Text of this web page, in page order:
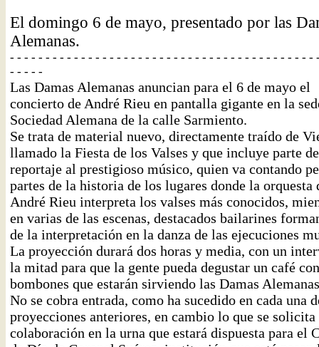
El domingo 6 de mayo, presentado por las
Alemanas.
- - - - - - - - - - - - - - - - - - - - - - - - - - - - - - - - - - - - - - - - - - -
- - - - -
Las Damas Alemanas anuncian para el 6 de mayo el
concierto de André Rieu en pantalla gigante en la
Sociedad Alemana de la calle Sarmiento.
Se trata de material nuevo, directamente traído de
llamado la Fiesta de los Valses y que incluye parte
reportaje al prestigioso músico, quien va contando
partes de la historia de los lugares donde la orquesta
André Rieu interpreta los valses más conocidos,
en varias de las escenas, destacados bailarines
de la interpretación en la danza de las ejecuciones
La proyección durará dos horas y media, con un
la mitad para que la gente pueda degustar un café con
bombones que estarán sirviendo las Damas
No se cobra entrada, como ha sucedido en cada una
proyecciones anteriores, en cambio lo que se solicita
colaboración en la urna que estará dispuesta para el